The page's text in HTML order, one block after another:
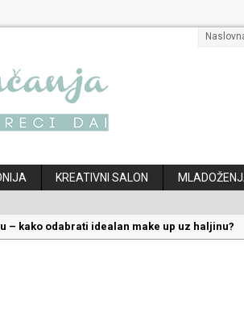
KREATIVNI SALON
– kako odabrati idealan make up uz haljinu?